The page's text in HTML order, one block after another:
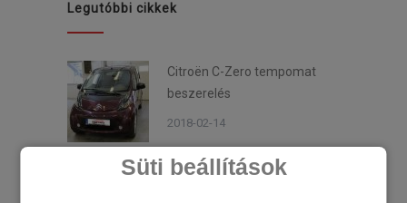
Süti beállítások
Legutóbbi cikkek
Citroën C-Zero tempomat
beszerelés
2018-02-14